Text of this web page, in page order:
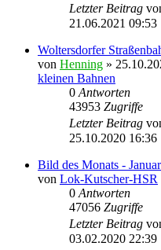
Letzter Beitrag
21.06.2021 09:53
Woltersdorfer
von Henning »
kleinen Bahnen
0 Antworten
43953 Zugriffe
Letzter Beitrag
25.10.2020 16:36
Bild des Monats -
von Lok-Kutscher-HSR
0 Antworten
47056 Zugriffe
Letzter Beitrag
03.02.2020 22:39